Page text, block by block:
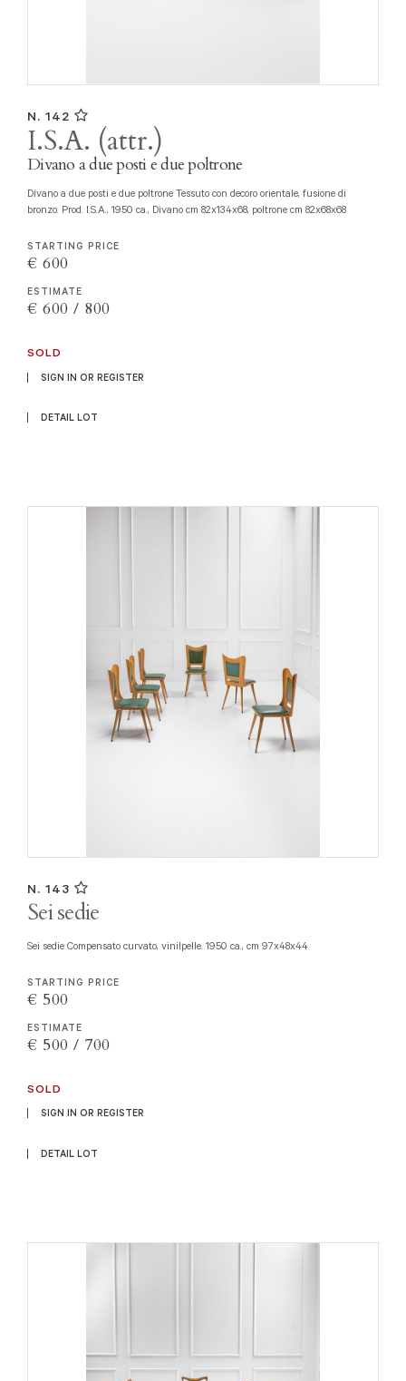
N. 142
I.S.A. (attr.)
Divano a due posti e due poltrone
Divano a due posti e due poltrone Tessuto con decoro orientale, fusione di
bronzo. Prod. I.S.A., 1950 ca., Divano cm 82x134x68, poltrone cm 82x68x68
STARTING PRICE
€ 600
ESTIMATE
€ 600 / 800
SOLD
SIGN IN OR REGISTER
DETAIL LOT
N. 143
Sei sedie
Sei sedie Compensato curvato, vinilpelle. 1950 ca., cm 97x48x44
STARTING PRICE
€ 500
ESTIMATE
€ 500 / 700
SOLD
SIGN IN OR REGISTER
DETAIL LOT